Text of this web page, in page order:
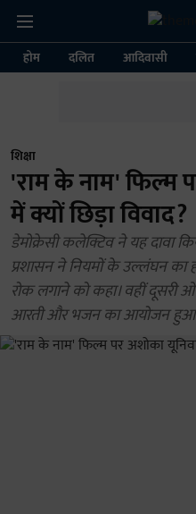
होम दलित आदिवासी
शिक्षा
'राम के नाम' फिल्म
में क्यों छिड़ा विवाद?
डेमोक्रेसी कलेक्टिव ने यह दावा
प्रशासन ने नियमों के उल्लंघन का
रोक लगाने को कहा। वहीं दूसरी
आरती और भजन का आयोजन